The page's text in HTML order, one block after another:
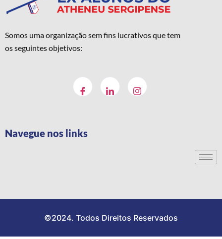
Somos uma organização sem fins lucrativos que tem
os seguintes objetivos:
Navegue nos links
©2024. Todos Direitos Reservados